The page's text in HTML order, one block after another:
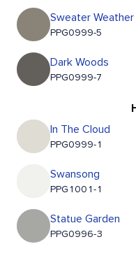
Sweater Weather
PPG0999-5
Dark Woods
PPG0999-7
In The Cloud
PPG0999-1
Swansong
PPG1001-1
Statue Garden
PPG0996-3